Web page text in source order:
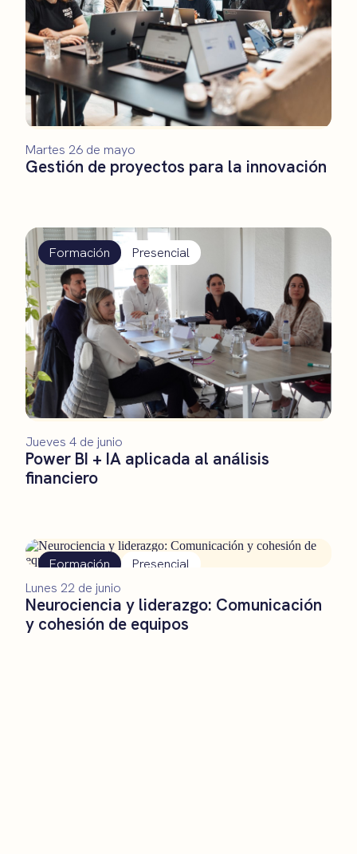
Gestión de proyectos para la innovación
Martes 26 de mayo
Formación Presencial
Power BI + IA aplicada al análisis
financiero
Jueves 4 de junio
Formación Presencial
Neurociencia y liderazgo: Comunicación
y cohesión de equipos
Lunes 22 de junio